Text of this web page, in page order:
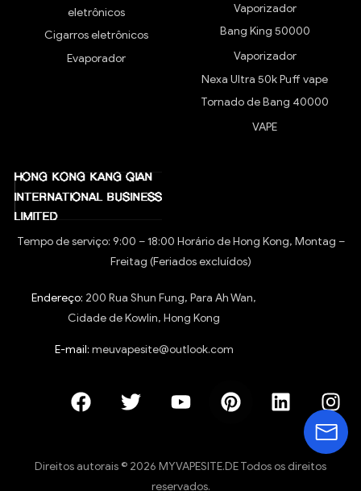
eletrônicos
Cigarros eletrônicos
Evaporador
Vaporizador
Bang King 50000
Vaporizador
Nexa Ultra 50k Puff vape
Tornado de Bang 40000
VAPE
Tempo de serviço: 9:00 – 18:00 Horário de Hong Kong, Montag –
Freitag (Feriados excluídos)
Endereço: 200 Rua Shun Fung, Para Ah Wan,
Cidade de Kowlin, Hong Kong
E-mail: meuvapesite@outlook.com
Direitos autorais © 2026 MYVAPESITE.DE Todos os direitos
reservados.